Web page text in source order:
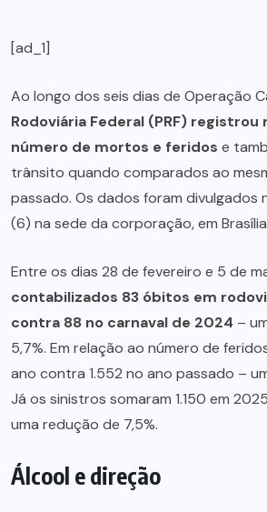
[ad_1]
Ao longo dos seis dias de Operação
Rodoviária Federal (PRF) registrou
número de mortos e feridos e
trânsito quando comparados ao
passado. Os dados foram divulgados
(6) na sede da corporação, em
Entre os dias 28 de fevereiro e 5 de
contabilizados 83 óbitos em
contra 88 no carnaval de 2024 –
5,7%. Em relação ao número de
ano contra 1.552 no ano passado –
Já os sinistros somaram 1.150 em
uma redução de 7,5%.
Álcool e direção